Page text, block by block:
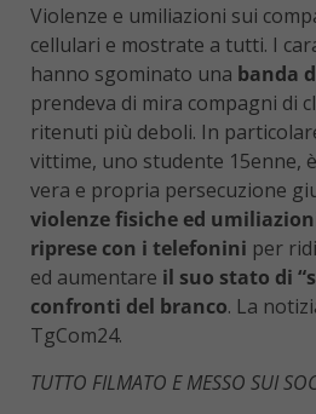
Violenze e umiliazioni sui
cellulari e mostrate a tutti. I
hanno sgominato una banda
prendeva di mira compagni di
ritenuti più deboli. In
vittime, uno studente 15enne,
vera e propria persecuzione
violenze fisiche ed
riprese con i telefonini per
ed aumentare il suo stato di
confronti del branco. La
TgCom24.
TUTTO FILMATO E MESSO SUI